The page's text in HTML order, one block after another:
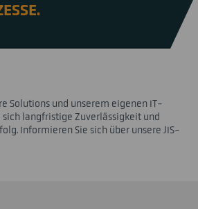
Solutions und unserem eigenen IT-
sich langfristige Zuverlässigkeit und
Informieren Sie sich über unsere JIS-